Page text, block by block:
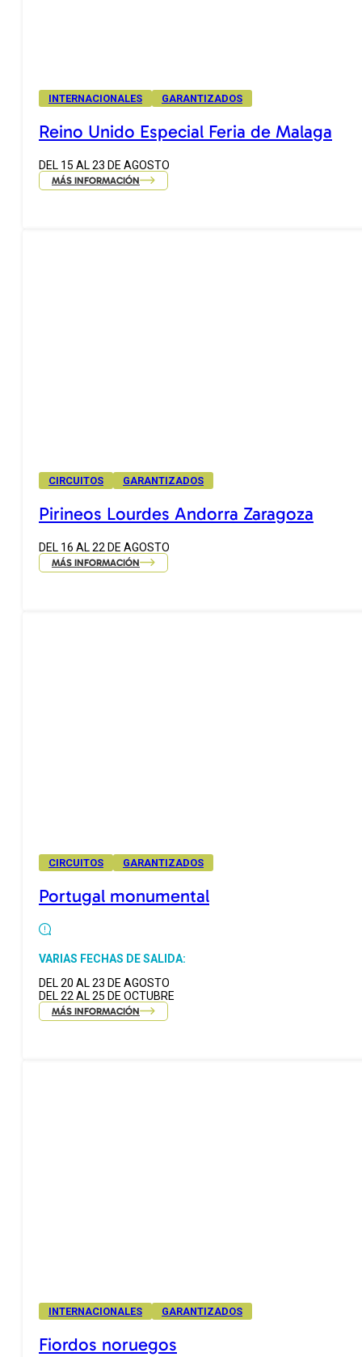
INTERNACIONALES GARANTIZADOS
Reino Unido Especial Feria de Malaga
DEL 15 AL 23 DE AGOSTO
MÁS INFORMACIÓN
CIRCUITOS GARANTIZADOS
Pirineos Lourdes Andorra Zaragoza
DEL 16 AL 22 DE AGOSTO
MÁS INFORMACIÓN
CIRCUITOS GARANTIZADOS
Portugal monumental
VARIAS FECHAS DE SALIDA:
DEL 20 AL 23 DE AGOSTO
DEL 22 AL 25 DE OCTUBRE
MÁS INFORMACIÓN
INTERNACIONALES GARANTIZADOS
Fiordos noruegos